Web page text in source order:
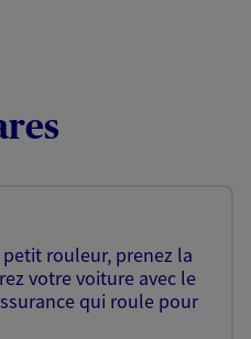
rouleur, prenez la
votre voiture avec le
qui roule pour